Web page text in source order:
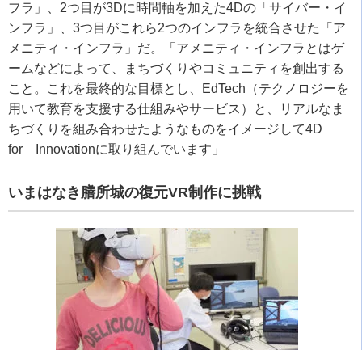
フラ」、 2つ目が3Dに時間軸を加えた4Dの「サイバー・イ
ンフラ」、 3つ目がこれら2つのインフラを統合させた「ア
メニティ・インフラ」だ。「アメニティ・インフラとはゲ
ームなどによって、まちづくりやコミュニティを創出する
こと。これを最終的な目標とし、
EdTech （テクノロジーを
用いて教育を支援する仕組みやサービス）と、リアルなま
ちづくりを組み合わせたようなものをイメージして4D
for
Innovationに取り組んでいます」
いまはなき膳所城の復元VR制作に挑戦